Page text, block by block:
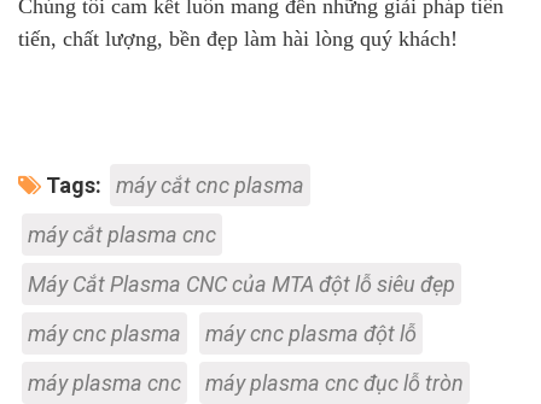
Chúng tôi cam kết luôn mang đến những giải pháp tiên
tiến, chất lượng, bền đẹp làm hài lòng quý khách!
Tags:
máy cắt cnc plasma
máy cắt plasma cnc
Máy Cắt Plasma CNC của MTA đột lỗ siêu đẹp
máy cnc plasma
máy cnc plasma đột lỗ
máy plasma cnc
máy plasma cnc đục lỗ tròn